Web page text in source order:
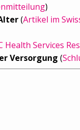
)
(Artikel im
Health Services
Versorgung (